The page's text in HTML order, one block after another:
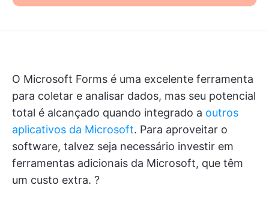
O Microsoft Forms é uma excelente ferramenta
para coletar e analisar dados, mas seu potencial
total é alcançado quando integrado a outros
aplicativos da Microsoft. Para aproveitar o
software, talvez seja necessário investir em
ferramentas adicionais da Microsoft, que têm
um custo extra. ?